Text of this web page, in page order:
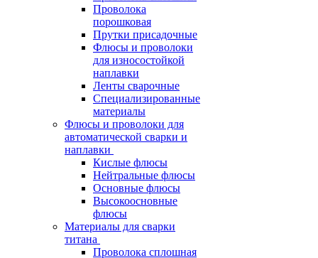
Проволока
порошковая
Прутки присадочные
Флюсы и проволоки
для износостойкой
наплавки
Ленты сварочные
Специализированные
материалы
Флюсы и проволоки для
автоматической сварки и
наплавки
Кислые флюсы
Нейтральные флюсы
Основные флюсы
Высокоосновные
флюсы
Материалы для сварки
титана
Проволока сплошная